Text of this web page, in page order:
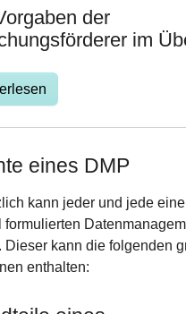
der
im
eines DMP
kann jeder und jede
formulierten
Dieser kann die folgenden
enthalten: